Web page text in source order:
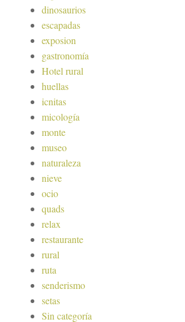
dinosaurios
escapadas
exposion
gastronomía
Hotel rural
huellas
icnitas
micología
monte
museo
naturaleza
nieve
ocio
quads
relax
restaurante
rural
ruta
senderismo
setas
Sin categoría